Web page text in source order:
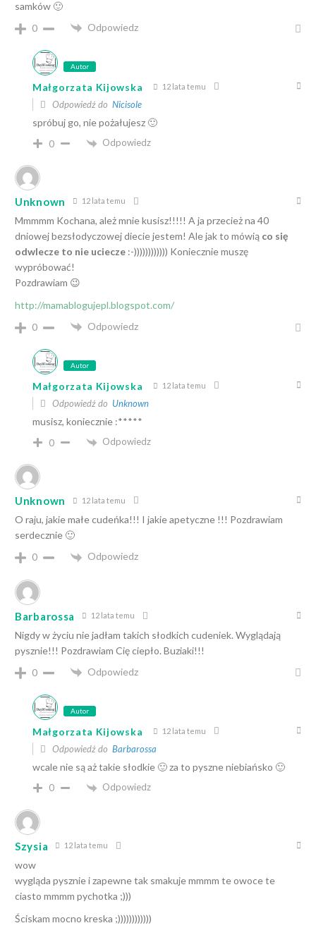
samków 🙂
0
Odpowiedz
Autor
Małgorzata Kijowska 12 lata temu
Odpowiedź do Nicisole
spróbuj go, nie pożałujesz 🙂
0 Odpowiedz
Unknown 12 lata temu
Mmmmm Kochana, ależ mnie kusisz!!!!! A ja przecież na 40
dniowej bezsłodyczowej diecie jestem! Ale jak to mówią co się
odwlecze to nie uciecze :-)))))))))))) Koniecznie muszę
wypróbować!
Pozdrawiam 😉
http://mamablogujepl.blogspot.com/
0
Odpowiedz
Autor
Małgorzata Kijowska 12 lata temu
Odpowiedź do Unknown
musisz, koniecznie :*****
0 Odpowiedz
Unknown 12 lata temu
O raju, jakie małe cudeńka!!! I jakie apetyczne !!! Pozdrawiam
serdecznie 🙂
0
Odpowiedz
Barbarossa 12 lata temu
Nigdy w życiu nie jadłam takich słodkich cudeniek. Wyglądają
pysznie!!! Pozdrawiam Cię ciepło. Buziaki!!!
0
Odpowiedz
Autor
Małgorzata Kijowska 12 lata temu
Odpowiedź do Barbarossa
wcale nie są aż takie słodkie 🙂 za to pyszne niebiańsko 🙂
0 Odpowiedz
Szysia 12 lata temu
wow
wygląda pysznie i zapewne tak smakuje mmmm te owoce te
ciasto mmmm pychotka ;)))
Ściskam mocno kreska ;))))))))))))